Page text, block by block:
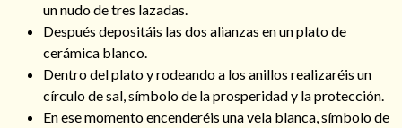
un nudo de tres lazadas.
Después depositáis las dos alianzas en un plato de
cerámica blanco.
Dentro del plato y rodeando a los anillos realizaréis un
círculo de sal, símbolo de la prosperidad y la protección.
En ese momento encenderéis una vela blanca, símbolo de